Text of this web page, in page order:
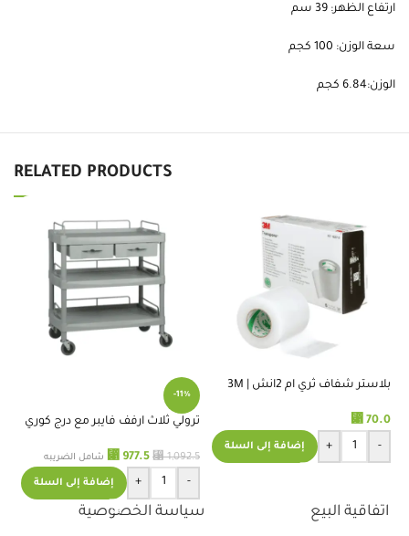
ارتفاع الظهر: 39 سم
سعة الوزن: 100 كجم
الوزن:6.84 كجم
RELATED PRODUCTS
بلاستر شفاف ثري ام 2انش | 3M
⃁ 70.0
-
+ إضافة إلى السلة
-11%
ترولي ثلاث ارفف فايبر مع درج كوري
⃁1,092.5
⃁ 977.5 شامل الضريبه
-
+ إضافة إلى السلة
اتفاقية البيع
سياسة الخصوصية